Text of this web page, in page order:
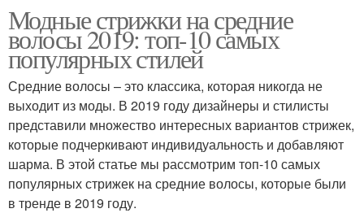
Модные стрижки на средние
волосы 2019: топ-10 самых
популярных стилей
Средние волосы – это классика, которая никогда не
выходит из моды. В 2019 году дизайнеры и стилисты
представили множество интересных вариантов стрижек,
которые подчеркивают индивидуальность и добавляют
шарма. В этой статье мы рассмотрим топ-10 самых
популярных стрижек на средние волосы, которые были
в тренде в 2019 году.